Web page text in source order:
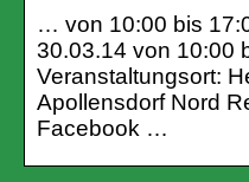
… von 10:00 bis
30.03.14 von 10:00
Veranstaltungsort:
Apollensdorf Nord
Facebook …